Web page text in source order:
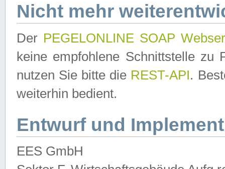
Nicht mehr
Der PEGELONLINE SOAP
keine empfohlene Schnittstelle zu
nutzen Sie bitte die REST-API.
weiterhin bedient.
Entwurf und
EES GmbH